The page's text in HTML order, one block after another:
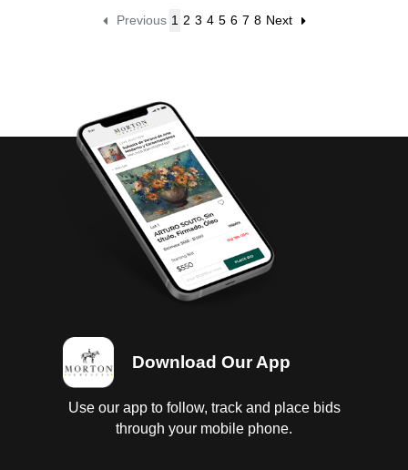
Previous 1 2 3 4 5 6 7 8 Next
Download Our App
Use our app to follow, track and place bids
through your mobile phone.